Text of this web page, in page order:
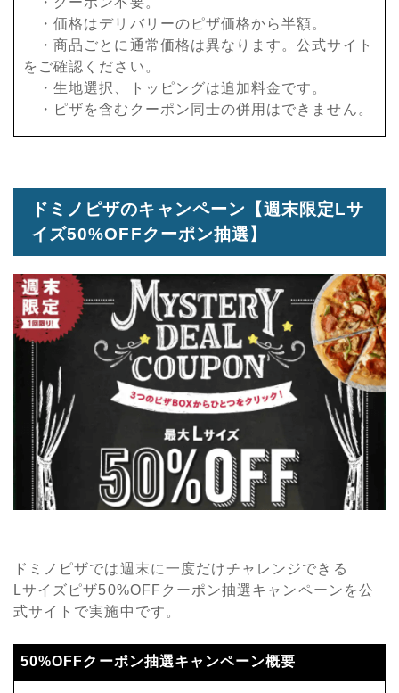
・価格はデリバリーのピザ価格から半額。
・商品ごとに通常価格は異なります。公式サイト
をご確認ください。
・生地選択、トッピングは追加料金です。
・ピザを含むクーポン同士の併用はできません。
ドミノピザのキャンペーン【週末限定Lサ
イズ50%OFFクーポン抽選】
ドミノピザでは週末に一度だけチャレンジできる
Lサイズピザ50%OFFクーポン抽選キャンペーンを公
式サイトで実施中です。
50%OFFクーポン抽選キャンペーン概要